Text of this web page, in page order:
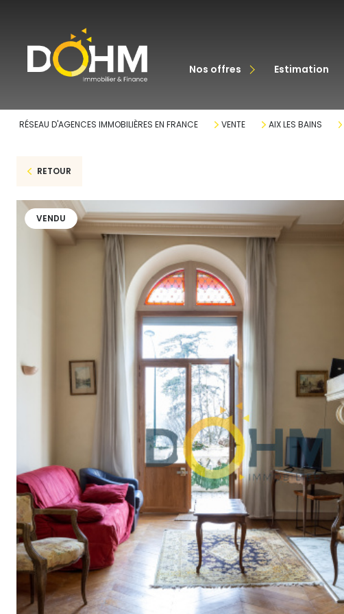
nos offres
acheter estimation
RÉSEAU D'AGENCES IMMOBILIÈRES EN FRANCE VENTE AIX LES BAINS
RETOUR
VENDU